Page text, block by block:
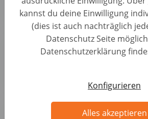
kannst du deine Einwilligung
(dies ist auch nachträglich
Datenschutz Seite
Datenschutzerklärung
Konfigurieren
Alles akzeptieren
Sales Manager B2B / Telesales -
(d/m/w)
Junior Sales Manager B2B /